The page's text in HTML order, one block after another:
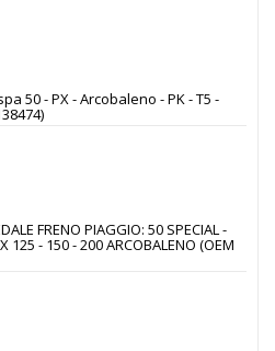
50 - PX - Arcobaleno - PK - T5 -
FRENO PIAGGIO: 50 SPECIAL -
125 - 150 - 200 ARCOBALENO (OEM